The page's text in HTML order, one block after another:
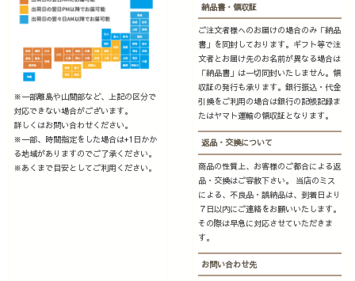
※一部離島や山間部など、上記の区分で
対応できない場合がございます。
詳しくはお問い合わせください。
※一部、時間指定をした場合は+1日かか
る地域がありますのでご了承ください。
※あくまで目安としてご利用ください。
納品書・領収証
ご注文者様へのお届けの場合のみ「納品
書」を同封しております。ギフト等で注
文者とお届け先のお名前が異なる場合は
「納品書」は一切同封いたしません。領
収証の発行も承ります。銀行振込・代金
引換をご利用の場合は銀行の記帳記録ま
たはヤマト運輸の領収証となります。
返品・交換について
商品の性質上、お客様のご都合による返
品・交換はご容赦下さい。 当店のミス
による、不良品・誤納品は、到着日より
７日以内にご連絡をお願いいたします。
その際は早急に対応させていただきま
す。
お問い合わせ先